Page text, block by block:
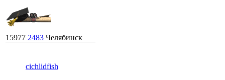
15977 2483 Челябинск
cichlidfish